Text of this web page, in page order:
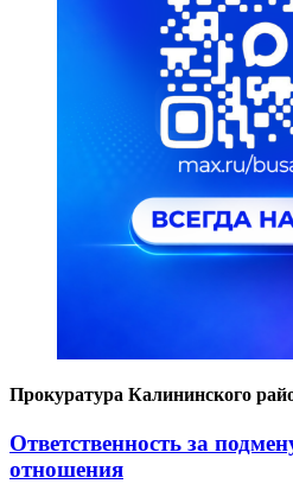
Прокуратура Калининского
Ответственность за
отношения